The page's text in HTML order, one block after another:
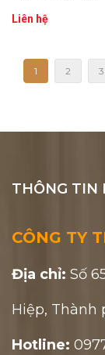
Liên hệ
1 2 3
THÔNG TIN
CÔNG TY
Địa chỉ: Số
Hiệp, Thành
Hotline: